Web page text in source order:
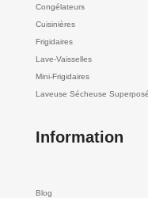
Congélateurs
Cuisinières
Frigidaires
Lave-Vaisselles
Mini-Frigidaires
Laveuse Sécheuse Superposé
Information
Blog